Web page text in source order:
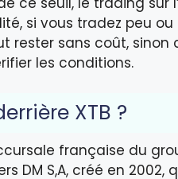
si vous tradez peu ou
rester sans coût, sinon
les conditions.
XTB ?
française du
DM S,A, créé en 2002,